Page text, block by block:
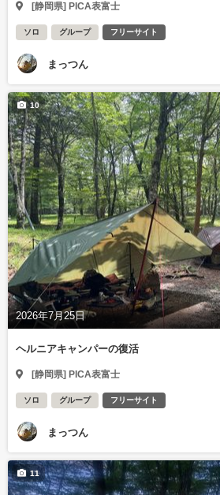
[静岡県] PICA表富士
ソロ グループ フリーサイト
まっつん
2026年7月25日
10
ヘルニアキャンパーの復活
[静岡県] PICA表富士
ソロ グループ フリーサイト
まっつん
11